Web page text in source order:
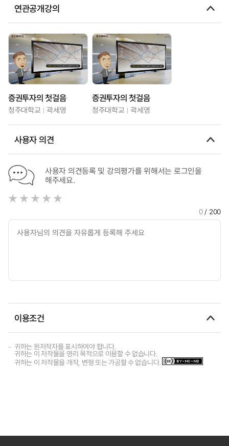
연관공개강의
증권투자의 첫걸음
청주대학교 곽세영
증권투자의 첫걸음
청주대학교 곽세영
사용자 의견
사용자 의견등록 및 강의평가를 위해서는 로그인을
해주세요.
0/ 200
이용조건
귀하는 원저작자를 표시하여야 합니다.
귀하는 이 저작물을 영리 목적으로 이용할 수 없습니다.
귀하는 이 저작물을 개작, 변형 또는 가공할 수 없습니다.